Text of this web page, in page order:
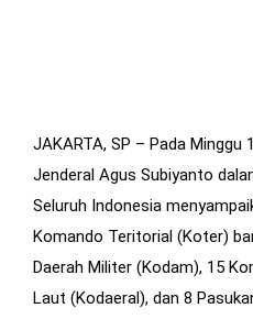
JAKARTA, SP – Pada Minggu
Jenderal Agus Subiyanto
Seluruh Indonesia
Komando Teritorial (Koter)
Daerah Militer (Kodam), 15
Laut (Kodaeral), dan 8